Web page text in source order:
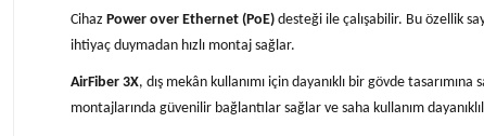
Cihaz Power over Ethernet (PoE) desteği ile çalışabilir. Bu özellik
ihtiyaç duymadan hızlı montaj sağlar.
AirFiber 3X, dış mekân kullanımı için dayanıklı bir gövde
montajlarında güvenilir bağlantılar sağlar ve saha kullanım